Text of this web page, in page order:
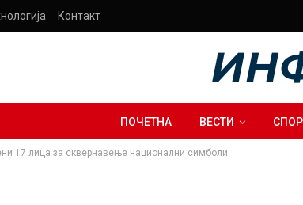
Контакт
ПОЧЕТНА ВЕСТИ
17 лица за сквернавење национални симболи